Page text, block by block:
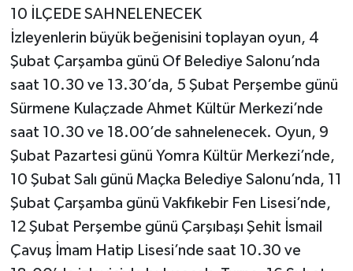
10 İLÇEDE SAHNELENECEK
İzleyenlerin büyük beğenisini toplayan oyun, 4
Şubat Çarşamba günü Of Belediye Salonu’nda
saat 10.30 ve 13.30’da, 5 Şubat Perşembe günü
Sürmene Kulaçzade Ahmet Kültür Merkezi’nde
saat 10.30 ve 18.00’de sahnelenecek. Oyun, 9
Şubat Pazartesi günü Yomra Kültür Merkezi’nde,
10 Şubat Salı günü Maçka Belediye Salonu’nda, 11
Şubat Çarşamba günü Vakfıkebir Fen Lisesi’nde,
12 Şubat Perşembe günü Çarşıbaşı Şehit İsmail
Çavuş İmam Hatip Lisesi’nde saat 10.30 ve